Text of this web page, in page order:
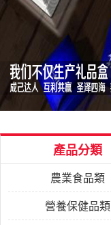
產品分類
農業食品類
營養保健品類